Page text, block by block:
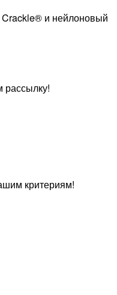
рассылку!
критериям!